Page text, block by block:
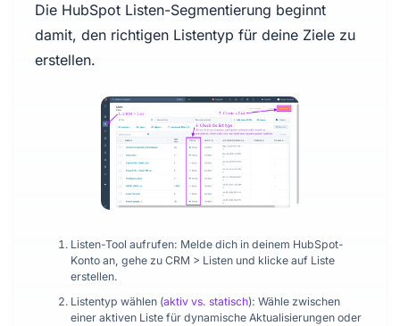
Die HubSpot Listen-Segmentierung beginnt
damit, den richtigen Listentyp für deine Ziele zu
erstellen.
Listen-Tool aufrufen: Melde dich in deinem HubSpot-
Konto an, gehe zu CRM > Listen und klicke auf Liste
erstellen.
Listentyp wählen (aktiv vs. statisch): Wähle zwischen
einer aktiven Liste für dynamische Aktualisierungen oder